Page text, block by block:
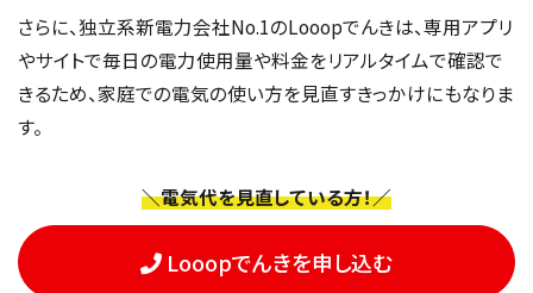
さらに、独立系新電力会社No.1のLooopでんきは、専用アプリ
やサイトで毎日の電力使用量や料金をリアルタイムで確認で
きるため、家庭での電気の使い方を見直すきっかけにもなりま
す。
＼電気代を見直している方！／
Looopでんきを申し込む